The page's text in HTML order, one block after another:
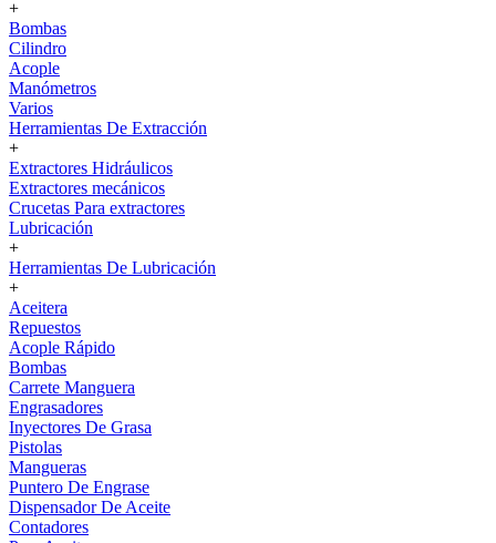
+
Bombas
Cilindro
Acople
Manómetros
Varios
Herramientas De Extracción
+
Extractores Hidráulicos
Extractores mecánicos
Crucetas Para extractores
Lubricación
+
Herramientas De Lubricación
+
Aceitera
Repuestos
Acople Rápido
Bombas
Carrete Manguera
Engrasadores
Inyectores De Grasa
Pistolas
Mangueras
Puntero De Engrase
Dispensador De Aceite
Contadores